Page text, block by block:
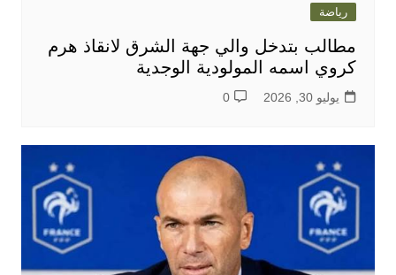
رياضة
مطالب بتدخل والي جهة الشرق لانقاذ هرم
كروي اسمه المولودية الوجدية
يوليو 30, 2026 0